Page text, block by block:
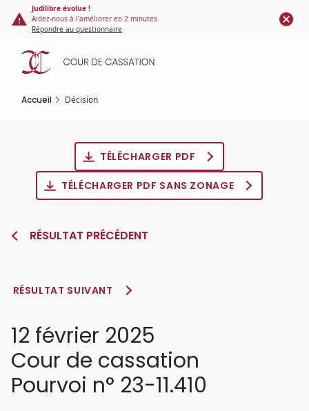
Panneau de gestion des cookies
contenu
principal
Judilibre évolue !
Aidez-nous à l'améliorer en 2 minutes
Répondre au questionnaire
Accueil Décision
TÉLÉCHARGER PDF
TÉLÉCHARGER PDF SANS ZONAGE
RÉSULTAT PRÉCÉDENT
RÉSULTAT SUIVANT
12 février 2025
Cour de cassation
Pourvoi n° 23-11.410